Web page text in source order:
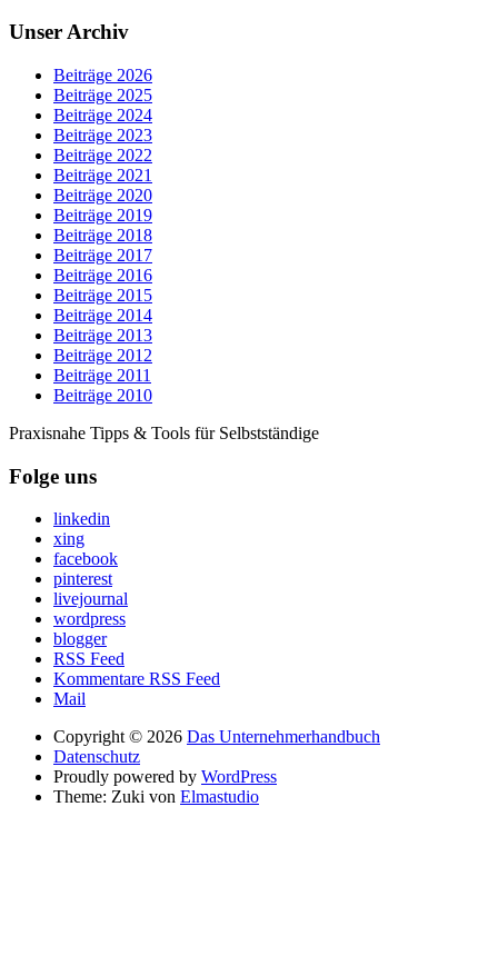
Unser Archiv
Beiträge 2026
Beiträge 2025
Beiträge 2024
Beiträge 2023
Beiträge 2022
Beiträge 2021
Beiträge 2020
Beiträge 2019
Beiträge 2018
Beiträge 2017
Beiträge 2016
Beiträge 2015
Beiträge 2014
Beiträge 2013
Beiträge 2012
Beiträge 2011
Beiträge 2010
Praxisnahe Tipps & Tools für Selbstständige
Folge uns
linkedin
xing
facebook
pinterest
livejournal
wordpress
blogger
RSS Feed
Kommentare RSS Feed
Mail
Copyright © 2026 Das Unternehmerhandbuch
Datenschutz
Proudly powered by WordPress
Theme: Zuki von Elmastudio